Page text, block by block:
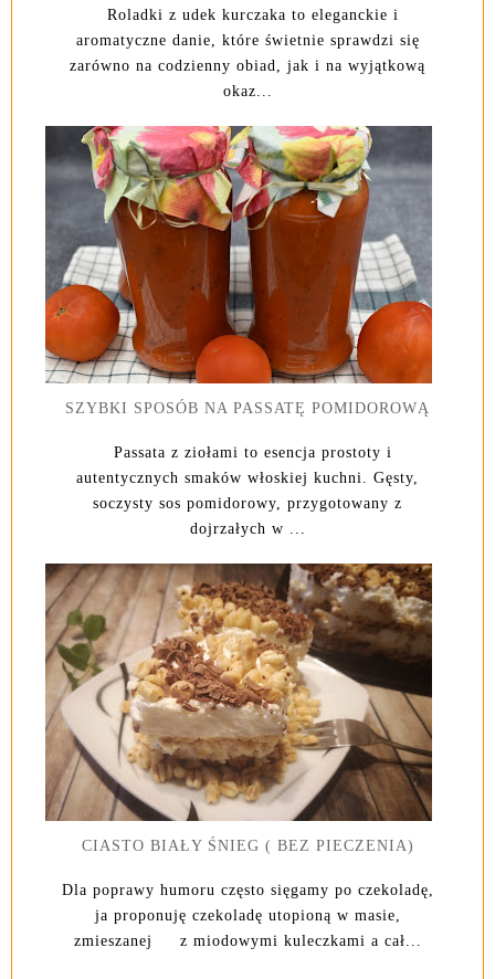
Roladki z udek kurczaka to eleganckie i
aromatyczne danie, które świetnie sprawdzi się
zarówno na codzienny obiad, jak i na wyjątkową
okaz...
SZYBKI SPOSÓB NA PASSATĘ POMIDOROWĄ
Passata z ziołami to esencja prostoty i
autentycznych smaków włoskiej kuchni. Gęsty,
soczysty sos pomidorowy, przygotowany z
dojrzałych w ...
CIASTO BIAŁY ŚNIEG ( BEZ PIECZENIA)
Dla poprawy humoru często sięgamy po czekoladę,
ja proponuję czekoladę utopioną w masie,
zmieszanej z miodowymi kuleczkami a cał...